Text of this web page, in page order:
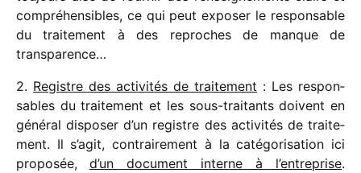
compré­hen­sibles, ce qui peut expo­ser le respon­sable
du trai­te­ment à des reproches de manque de
transparence…
2. Registre des acti­vi­tés de trai­te­ment : Les respon­
sables du trai­te­ment et les sous-trai­tants doivent en
géné­ral dispo­ser d’un registre des acti­vi­tés de trai­te­
ment. Il s’agit, contrai­re­ment à la caté­go­ri­sa­tion ici
propo­sée, d’un docu­ment interne à l’entreprise.